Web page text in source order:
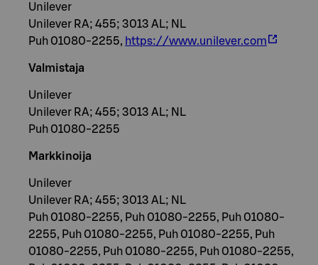
Unilever
Unilever RA; 455; 3013 AL; NL
Puh 01080-2255, https://www.unilever.com
Valmistaja
Unilever
Unilever RA; 455; 3013 AL; NL
Puh 01080-2255
Markkinoija
Unilever
Unilever RA; 455; 3013 AL; NL
Puh 01080-2255, Puh 01080-2255, Puh 01080-
2255, Puh 01080-2255, Puh 01080-2255, Puh
01080-2255, Puh 01080-2255, Puh 01080-2255,